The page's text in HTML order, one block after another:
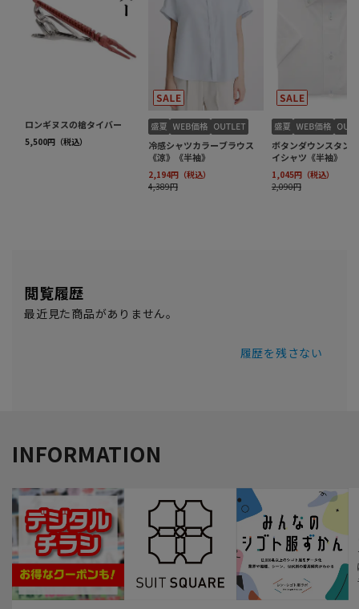
閲覧履歴
最近見た商品がありません。
履歴を残さない
INFORMATION